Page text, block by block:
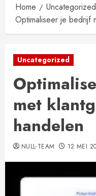
Home
Uncategorized
Optimaliseer je bedrijf
Uncategorized
met
handelen
NULL-TEAM 12 MEI